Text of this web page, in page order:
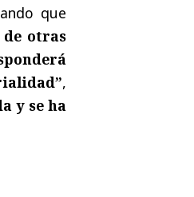
que
de otras
,
y se ha